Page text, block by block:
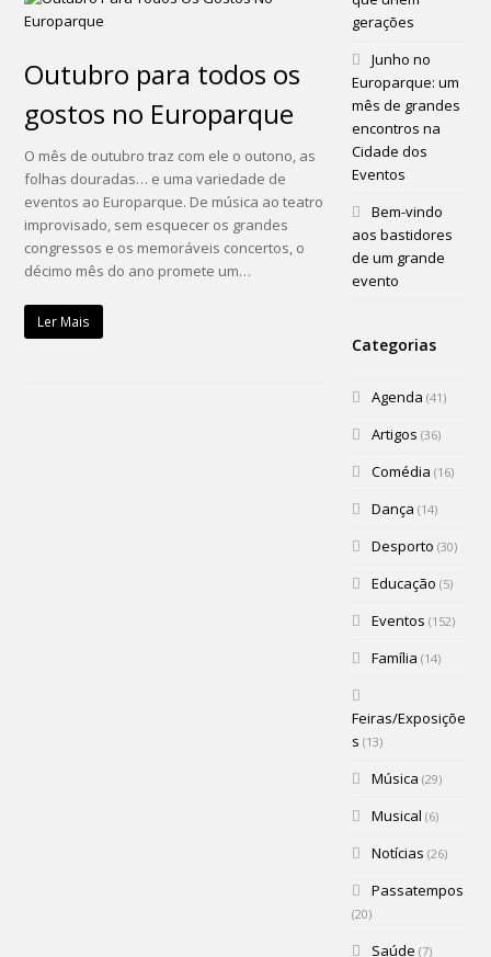
Outubro para todos os
gostos no Europarque
O mês de outubro traz com ele o outono, as
folhas douradas… e uma variedade de
eventos ao Europarque. De música ao teatro
improvisado, sem esquecer os grandes
congressos e os memoráveis concertos, o
décimo mês do ano promete um…
Ler Mais
gerações
Junho no
Europarque: um
mês de grandes
encontros na
Cidade dos
Eventos
Bem-vindo
aos bastidores
de um grande
evento
Categorias
Agenda (41)
Artigos (36)
Comédia (16)
Dança (14)
Desporto (30)
Educação (5)
Eventos (152)
Família (14)
Feiras/Exposiçõe
s (13)
Música (29)
Musical (6)
Notícias (26)
Passatempos
(20)
Saúde (7)